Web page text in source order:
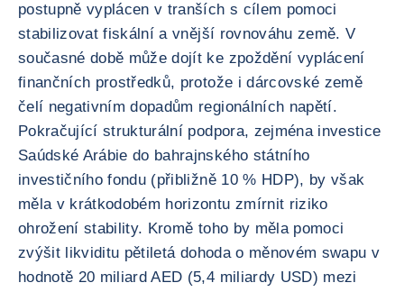
postupně vyplácen v tranších s cílem pomoci
stabilizovat fiskální a vnější rovnováhu země. V
současné době může dojít ke zpoždění vyplácení
finančních prostředků, protože i dárcovské země
čelí negativním dopadům regionálních napětí.
Pokračující strukturální podpora, zejména investice
Saúdské Arábie do bahrajnského státního
investičního fondu (přibližně 10 % HDP), by však
měla v krátkodobém horizontu zmírnit riziko
ohrožení stability. Kromě toho by měla pomoci
zvýšit likviditu pětiletá dohoda o měnovém swapu v
hodnotě 20 miliard AED (5,4 miliardy USD) mezi